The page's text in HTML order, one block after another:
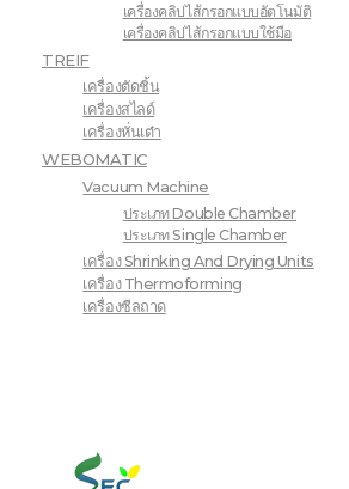
เครื่องคลิปไส้กรอกแบบอัตโนมัติ
เครื่องคลิปไส้กรอกแบบใช้มือ
TREIF
เครื่องตัดชิ้น
เครื่องสไลด์
เครื่องหั่นเต๋า
WEBOMATIC
Vacuum Machine
ประเภท Double Chamber
ประเภท Single Chamber
เครื่อง Shrinking And Drying Units
เครื่อง Thermoforming
เครื่องซีลถาด